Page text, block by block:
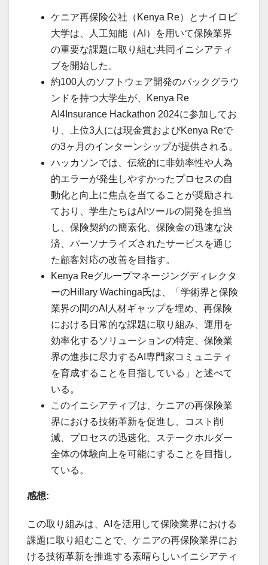
ケニア再保険公社（Kenya Re）とナイロビ
大学は、人工知能（AI）を用いて保険業界
の重要な課題に取り組む共同イニシアティ
ブを開始した。
約100人のソフトウェア開発のバックグラウ
ンドを持つ大学生が、Kenya Re
AI4Insurance Hackathon 2024に参加してお
り、上位3人には現金賞およびKenya Reで
の3ヶ月のインターンシップが提供される。
ハッカソンでは、伝統的に非効率性や人為
的エラーが発生しやすかったプロセスの自
動化と向上に焦点を当てることが奨励され
ており、学生たちはAIツールの開発を担当
し、保険契約の簡素化、保険金の迅速な決
済、パーソナライズされたサービスを通じ
た顧客対応の改善を目指す。
Kenya Reグループマネージングディレクタ
ーのHillary Wachinga氏は、「学術界と保険
業界の間のAI人材ギャップを埋め、再保険
における日常的な課題に取り組み、運用を
効率化するソリューションの特定、保険業
界の進歩に尽力するAI専門家コミュニティ
を育成することを目指している」と述べて
いる。
このイニシアティブは、ケニアの再保険業
界における技術革新を促進し、コスト削
減、プロセスの迅速化、ステークホルダー
全体の体験向上を可能にすることを目指し
ている。
感想:
この取り組みは、AIを活用して保険業界における
課題に取り組むことで、ケニアの再保険業界にお
ける技術革新を推進する素晴らしいイニシアティ